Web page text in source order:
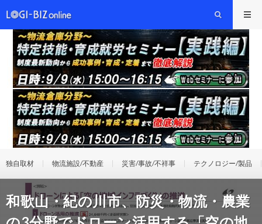
独自取材 物流施設/不動産 災害/事故/不祥事 テクノロジー/製品
和歌山・紀の川市、防災・物流・農業